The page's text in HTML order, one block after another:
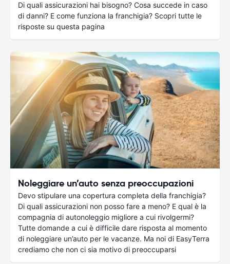
Di quali assicurazioni hai bisogno? Cosa succede in caso
di danni? E come funziona la franchigia? Scopri tutte le
risposte su questa pagina
Noleggiare un’auto senza preoccupazioni
Devo stipulare una copertura completa della franchigia?
Di quali assicurazioni non posso fare a meno? E qual è la
compagnia di autonoleggio migliore a cui rivolgermi?
Tutte domande a cui è difficile dare risposta al momento
di noleggiare un’auto per le vacanze. Ma noi di EasyTerra
crediamo che non ci sia motivo di preoccuparsi